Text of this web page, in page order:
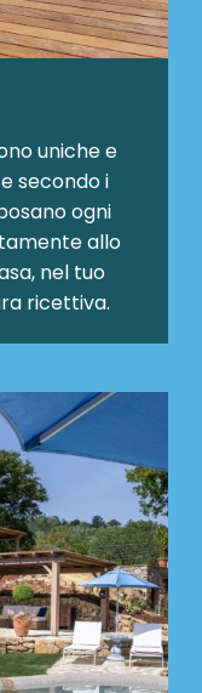
uniche e
secondo i
ogni
allo
nel tuo
ricettiva.